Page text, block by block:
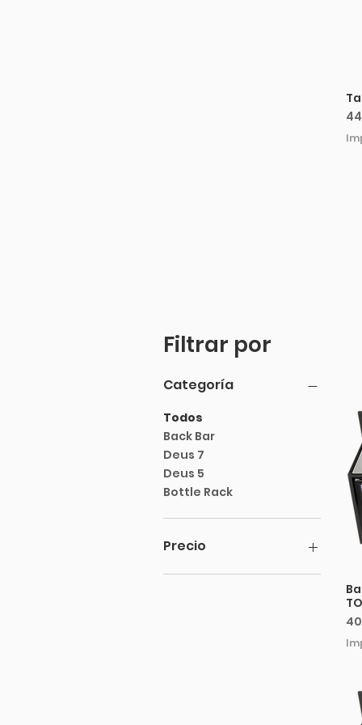
Filtrar por
Categoría
Todos
Back Bar
Deus 7
Deus 5
Bottle Rack
Precio